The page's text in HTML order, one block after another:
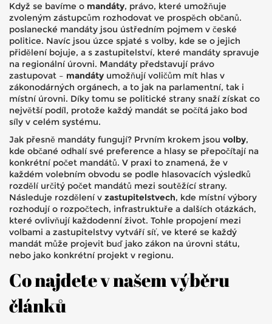
Když se bavíme o mandáty, právo, které umožňuje
zvoleným zástupcům rozhodovat ve prospěch občanů.
poslanecké mandáty jsou ústředním pojmem v české
politice. Navíc jsou úzce spjaté s volby, kde se o jejich
přidělení bojuje, a s zastupitelství, které mandáty spravuje
na regionální úrovni. Mandáty představují právo
zastupovat – mandáty umožňují voličům mít hlas v
zákonodárných orgánech, a to jak na parlamentní, tak i
místní úrovni. Díky tomu se politické strany snaží získat co
největší podíl, protože každý mandát se počítá jako bod
síly v celém systému.
Jak přesně mandáty fungují? Prvním krokem jsou volby,
kde občané odhalí své preference a hlasy se přepočítají na
konkrétní počet mandátů. V praxi to znamená, že v
každém volebním obvodu se podle hlasovacích výsledků
rozdělí určitý počet mandátů mezi soutěžící strany.
Následuje rozdělení v zastupitelstvech, kde místní výbory
rozhodují o rozpočtech, infrastruktuře a dalších otázkách,
které ovlivňují každodenní život. Tohle propojení mezi
volbami a zastupitelstvy vytváří síť, ve které se každý
mandát může projevit buď jako zákon na úrovni státu,
nebo jako konkrétní projekt v regionu.
Co najdete v našem výběru
článků